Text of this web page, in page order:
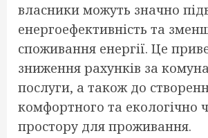
власники можуть значно
енергоефективність та
споживання енергії. Це
зниження рахунків за
послуги, а також до
комфортного та екологічно
простору для проживання.